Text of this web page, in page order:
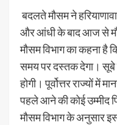
बदलते मौसम ने
और आंधी के बाद आज से
मौसम विभाग का कहना है
समय पर दस्तक देगा।
होगी। पूर्वोत्तर राज्यों में
पहले आने की कोई उम्मीद
मौसम विभाग के अनुसार